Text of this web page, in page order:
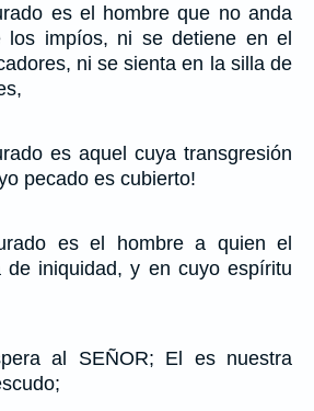
es el hombre que no anda
los impíos, ni se detiene en el
ni se sienta en la silla de
es aquel cuya transgresión
pecado es cubierto!
es el hombre a quien el
de iniquidad, y en cuyo espíritu
al SEÑOR; El es nuestra